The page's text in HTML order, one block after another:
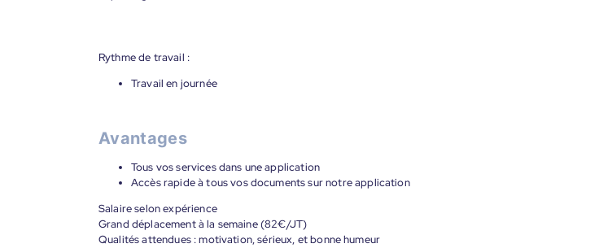
Rythme de travail :
Travail en journée
Avantages
Tous vos services dans une application
Accès rapide à tous vos documents sur notre application
Salaire selon expérience
Grand déplacement à la semaine (82€/JT)
Qualités attendues : motivation, sérieux, et bonne humeur